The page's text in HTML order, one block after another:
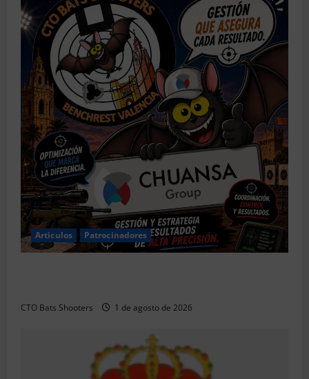
Articulos Patrocinadores
CTO Bats Shooters 1 de agosto de 2026